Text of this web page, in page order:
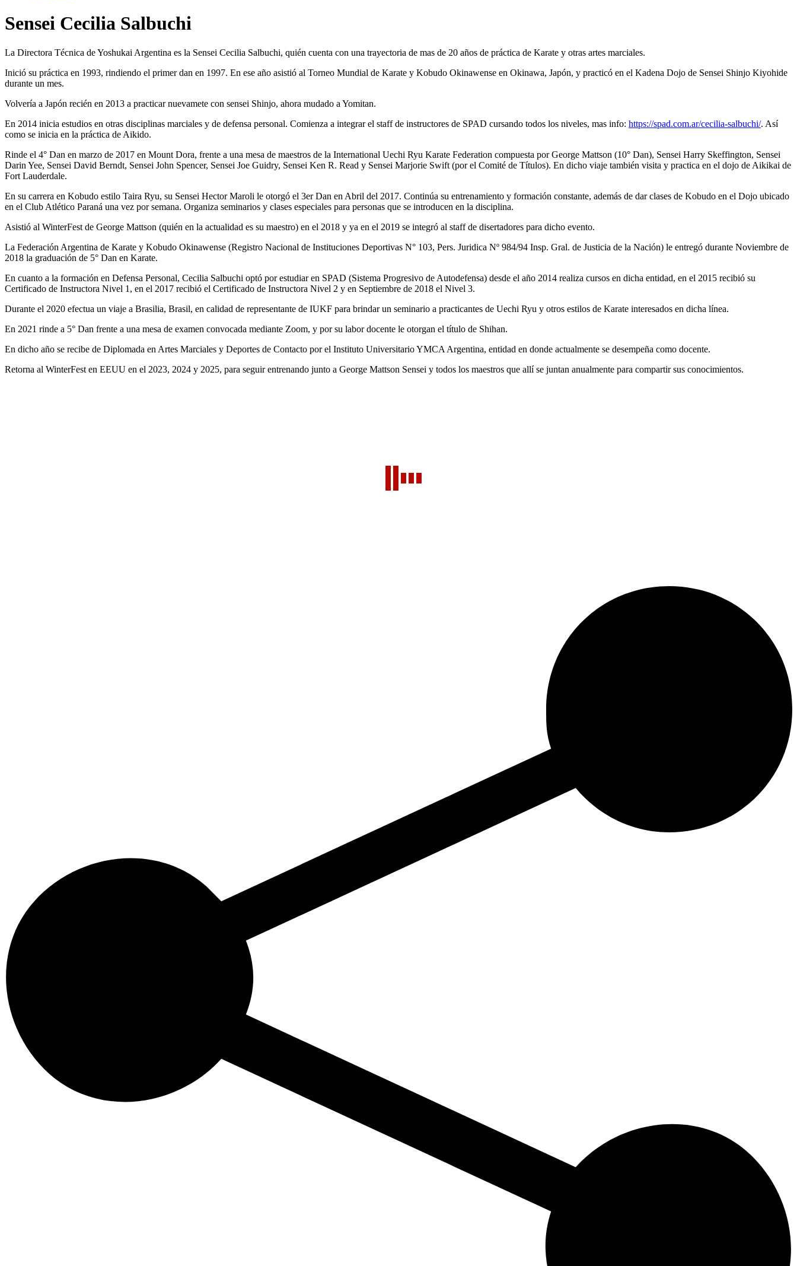
Sensei Cecilia Salbuchi
La Directora Técnica de Yoshukai Argentina es la Sensei Cecilia Salbuchi, quién cuenta con una trayectoria de mas de 20 años de práctica de Karate y otras artes marciales.
Inició su práctica en 1993, rindiendo el primer dan en 1997. En ese año asistió al Torneo Mundial de Karate y Kobudo Okinawense en Okinawa, Japón, y practicó en el Kadena Dojo de Sensei Shinjo Kiyohide
durante un mes.
Volvería a Japón recién en 2013 a practicar nuevamete con sensei Shinjo, ahora mudado a Yomitan.
En 2014 inicia estudios en otras disciplinas marciales y de defensa personal. Comienza a integrar el staff de instructores de SPAD cursando todos los niveles, mas info: https://spad.com.ar/cecilia-salbuchi/. Así
como se inicia en la práctica de Aikido.
Rinde el 4° Dan en marzo de 2017 en Mount Dora, frente a una mesa de maestros de la International Uechi Ryu Karate Federation compuesta por George Mattson (10° Dan), Sensei Harry Skeffington, Sensei
Darin Yee, Sensei David Berndt, Sensei John Spencer, Sensei Joe Guidry, Sensei Ken R. Read y Sensei Marjorie Swift (por el Comité de Títulos). En dicho viaje también visita y practica en el dojo de Aikikai de
Fort Lauderdale.
En su carrera en Kobudo estilo Taira Ryu, su Sensei Hector Maroli le otorgó el 3er Dan en Abril del 2017. Continúa su entrenamiento y formación constante, además de dar clases de Kobudo en el Dojo ubicado
en el Club Atlético Paraná una vez por semana. Organiza seminarios y clases especiales para personas que se introducen en la disciplina.
Asistió al WinterFest de George Mattson (quién en la actualidad es su maestro) en el 2018 y ya en el 2019 se integró al staff de disertadores para dicho evento.
La Federación Argentina de Karate y Kobudo Okinawense (Registro Nacional de Instituciones Deportivas N° 103, Pers. Juridica Nº 984/94 Insp. Gral. de Justicia de la Nación) le entregó durante Noviembre de
2018 la graduación de 5° Dan en Karate.
En cuanto a la formación en Defensa Personal, Cecilia Salbuchi optó por estudiar en SPAD (Sistema Progresivo de Autodefensa) desde el año 2014 realiza cursos en dicha entidad, en el 2015 recibió su
Certificado de Instructora Nivel 1, en el 2017 recibió el Certificado de Instructora Nivel 2 y en Septiembre de 2018 el Nivel 3.
Durante el 2020 efectua un viaje a Brasilia, Brasil, en calidad de representante de IUKF para brindar un seminario a practicantes de Uechi Ryu y otros estilos de Karate interesados en dicha línea.
En 2021 rinde a 5° Dan frente a una mesa de examen convocada mediante Zoom, y por su labor docente le otorgan el título de Shihan.
En dicho año se recibe de Diplomada en Artes Marciales y Deportes de Contacto por el Instituto Universitario YMCA Argentina, entidad en donde actualmente se desempeña como docente.
Retorna al WinterFest en EEUU en el 2023, 2024 y 2025, para seguir entrenando junto a George Mattson Sensei y todos los maestros que allí se juntan anualmente para compartir sus conocimientos.